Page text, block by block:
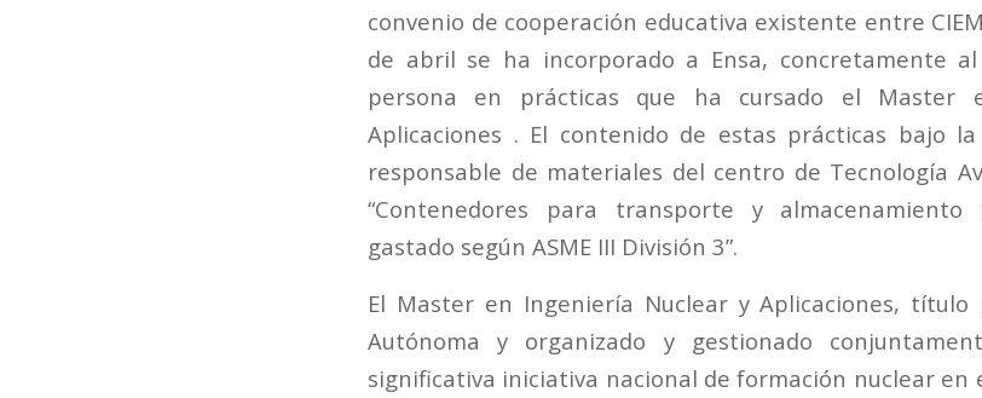
convenio de cooperación educativa existente entre
de abril se ha incorporado a Ensa, concretamente
persona en prácticas que ha cursado el Master
Aplicaciones . El contenido de estas prácticas bajo
responsable de materiales del centro de Tecnología
“Contenedores para transporte y
gastado según ASME III División 3”.
El Master en Ingeniería Nuclear y Aplicaciones,
Autónoma y organizado y gestionado
significativa iniciativa nacional de formación nuclear en